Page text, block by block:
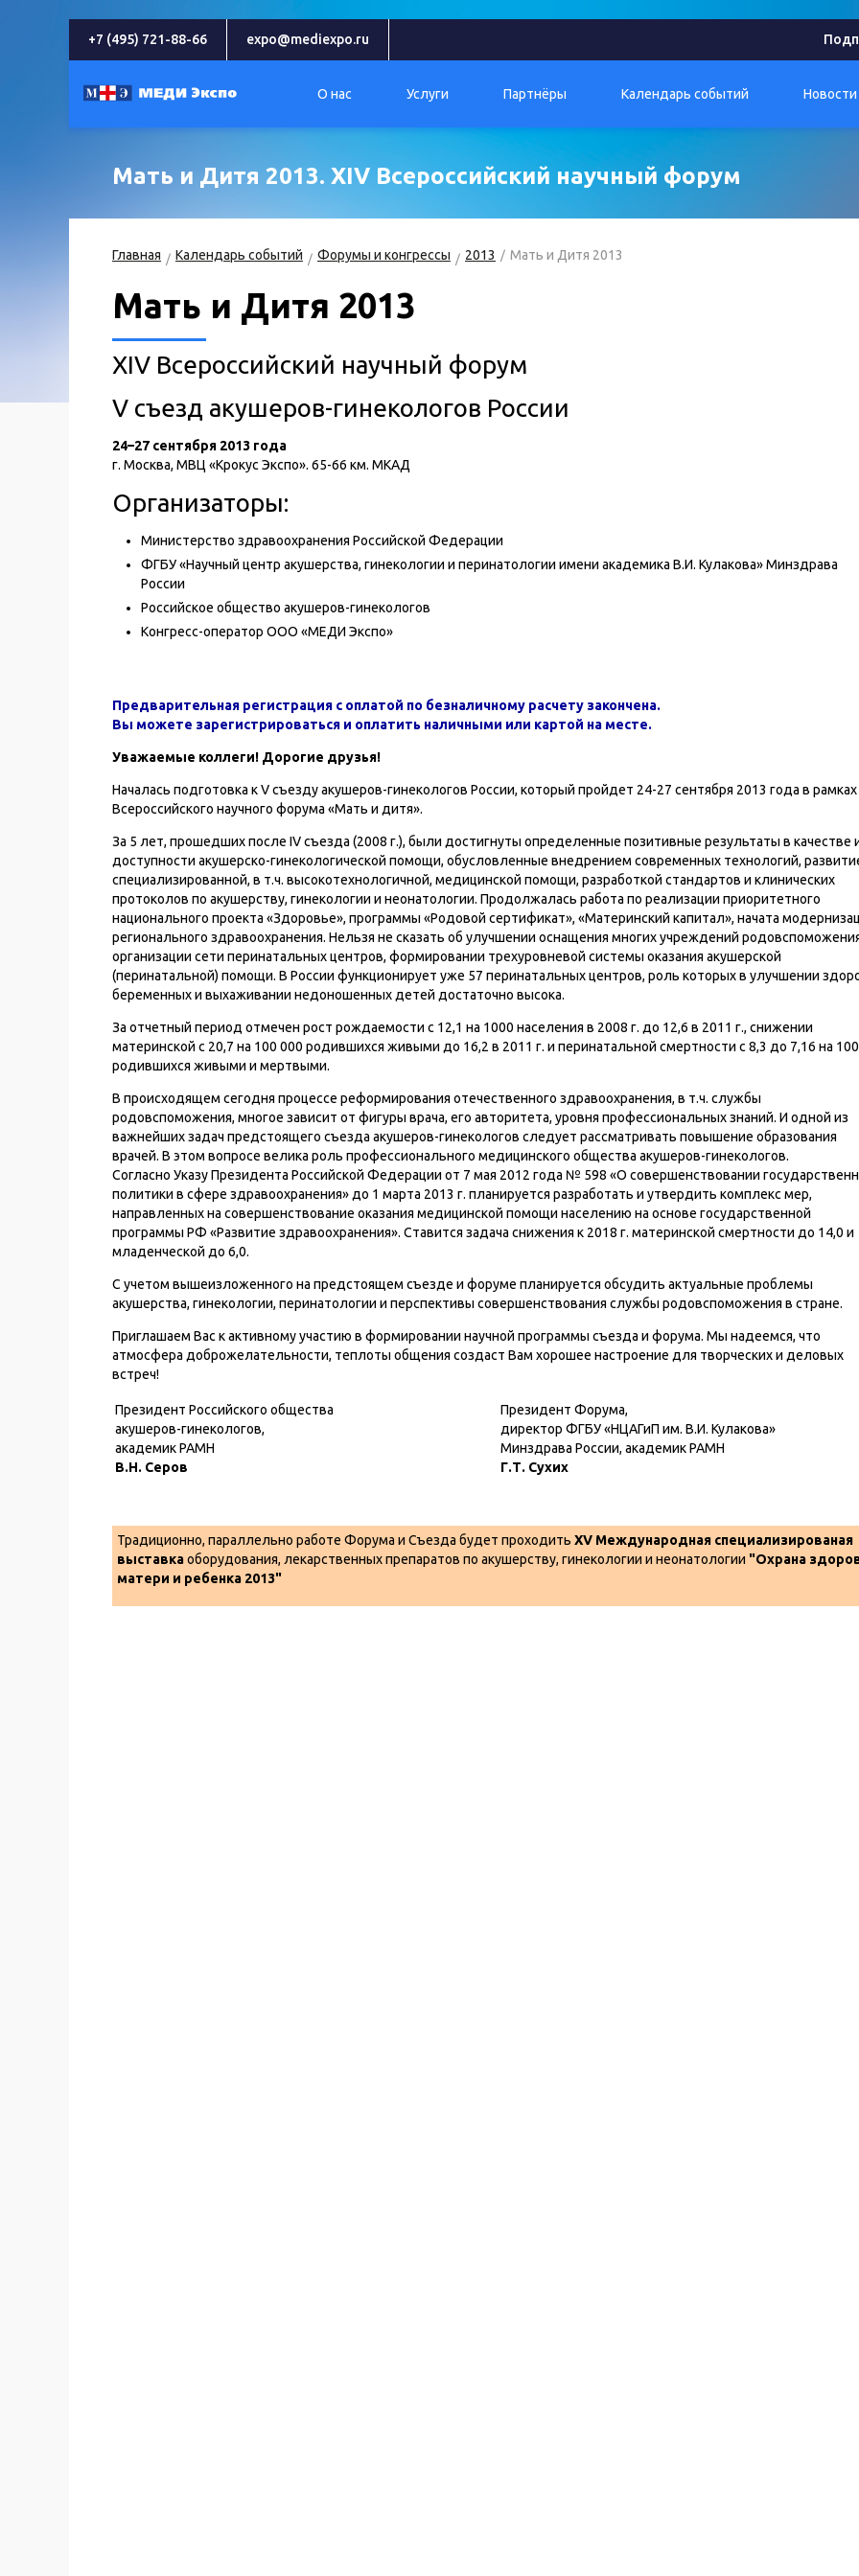
+7 (495) 721-88-66 expo@mediexpo.ru
О нас Услуги Партнёры Календарь событий Новости
Мать и Дитя 2013. XIV Всероссийский научный форум
Главная Календарь событий Форумы и конгрессы 2013 Мать и Дитя 2013
Мать и Дитя 2013
XIV Всероссийский научный форум
V съезд акушеров-гинекологов России
24–27 сентября 2013 года
г. Москва, МВЦ «Крокус Экспо». 65-66 км. МКАД
Организаторы:
Министерство здравоохранения Российской Федерации
ФГБУ «Научный центр акушерства, гинекологии и перинатологии имени академика В.И. Кулакова» Минздрава
России
Российское общество акушеров-гинекологов
Конгресс-оператор ООО «МЕДИ Экспо»
Предварительная регистрация с оплатой по безналичному расчету закончена.
Вы можете зарегистрироваться и оплатить наличными или картой на месте.
Уважаемые коллеги! Дорогие друзья!
Началась подготовка к V съезду акушеров-гинекологов России, который пройдет 24-27 сентября 2013 года в рамках
Всероссийского научного форума «Мать и дитя».
За 5 лет, прошедших после IV съезда (2008 г.), были достигнуты определенные позитивные результаты в качестве
доступности акушерско-гинекологической помощи, обусловленные внедрением современных технологий,
специализированной, в т.ч. высокотехнологичной, медицинской помощи, разработкой стандартов и клинических
протоколов по акушерству, гинекологии и неонатологии. Продолжалась работа по реализации приоритетного
национального проекта «Здоровье», программы «Родовой сертификат», «Материнский капитал», начата
регионального здравоохранения. Нельзя не сказать об улучшении оснащения многих учреждений
организации сети перинатальных центров, формировании трехуровневой системы оказания акушерской
(перинатальной) помощи. В России функционирует уже 57 перинатальных центров, роль которых в улучшении
беременных и выхаживании недоношенных детей достаточно высока.
За отчетный период отмечен рост рождаемости с 12,1 на 1000 населения в 2008 г. до 12,6 в 2011 г., снижении
материнской с 20,7 на 100 000 родившихся живыми до 16,2 в 2011 г. и перинатальной смертности с 8,3 до 7,16 на
родившихся живыми и мертвыми.
В происходящем сегодня процессе реформирования отечественного здравоохранения, в т.ч. службы
родовспоможения, многое зависит от фигуры врача, его авторитета, уровня профессиональных знаний. И одной из
важнейших задач предстоящего съезда акушеров-гинекологов следует рассматривать повышение образования
врачей. В этом вопросе велика роль профессионального медицинского общества акушеров-гинекологов.
Согласно Указу Президента Российской Федерации от 7 мая 2012 года № 598 «О совершенствовании
политики в сфере здравоохранения» до 1 марта 2013 г. планируется разработать и утвердить комплекс мер,
направленных на совершенствование оказания медицинской помощи населению на основе государственной
программы РФ «Развитие здравоохранения». Ставится задача снижения к 2018 г. материнской смертности до 14,0 и
младенческой до 6,0.
С учетом вышеизложенного на предстоящем съезде и форуме планируется обсудить актуальные проблемы
акушерства, гинекологии, перинатологии и перспективы совершенствования службы родовспоможения в стране.
Приглашаем Вас к активному участию в формировании научной программы съезда и форума. Мы надеемся, что
атмосфера доброжелательности, теплоты общения создаст Вам хорошее настроение для творческих и деловых
встреч!
Президент Российского общества
акушеров-гинекологов,
академик РАМН
В.Н. Серов
Президент Форума,
директор ФГБУ «НЦАГиП им. В.И. Кулакова»
Минздрава России, академик РАМН
Г.Т. Сухих
Традиционно, параллельно работе Форума и Съезда будет проходить XV Международная специализированая
выставкаоборудования, лекарственных препаратов по акушерству, гинекологии и неонатологии "Охрана
матери и ребенка 2013"